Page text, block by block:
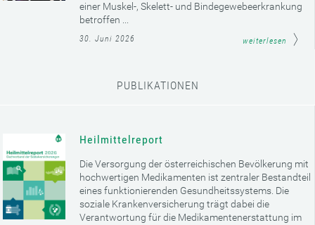
einer Muskel-, Skelett- und Bindegewebeerkrankung
betroffen ...
30. Juni 2026 weiterlesen
PUBLIKATIONEN
Heilmittelreport
Die Versorgung der österreichischen Bevölkerung mit
hochwertigen Medikamenten ist zentraler Bestandteil
eines funktionierenden Gesundheitssystems. Die
soziale Krankenversicherung trägt dabei die
Verantwortung für die Medikamentenerstattung im